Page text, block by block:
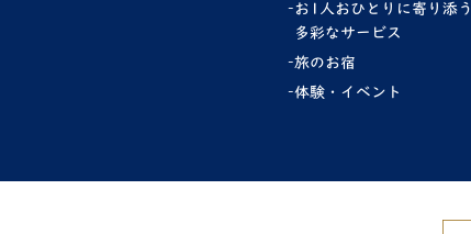
お1人おひとりに寄り添う
多彩なサービス
旅のお宿
体験・イベント